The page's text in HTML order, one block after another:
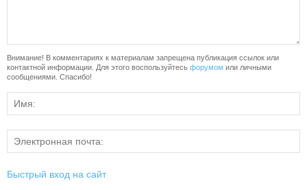
Внимание! В комментариях к материалам запрещена публикация ссылок или
контактной информации. Для этого воспользуйтесь форумом или личными
сообщениями. Спасибо!
Быстрый вход на сайт